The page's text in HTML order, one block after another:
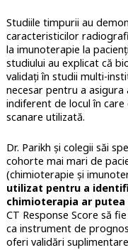
Studiile timpurii au
caracteristicilor
la imunoterapie la
studiului au explicat că
validați în studii multi-
necesar pentru a
indiferent de locul în
scanare utilizată.
Dr. Parikh și colegii săi
cohorte mai mari de
(chimioterapie și
utilizat pentru a
chimioterapia ar
CT Response Score să
ca instrument de
oferi validări